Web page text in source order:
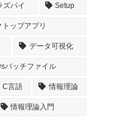
ズパイ Setup
トップアプリ
データ可視化
バッチファイル
C言語 情報理論
情報理論入門